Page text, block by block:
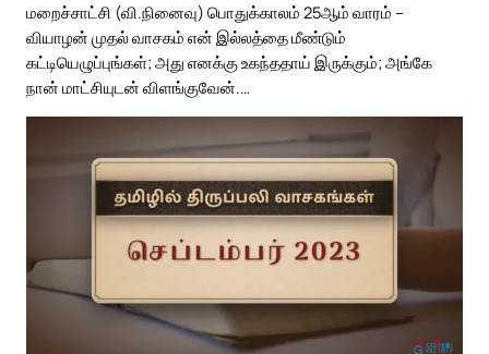
மறைச்சாட்சி (வி.நினைவு) பொதுக்காலம் 25ஆம் வாரம் –
வியாழன் முதல் வாசகம் என் இல்லத்தை மீண்டும்
கட்டியெழுப்புங்கள்; அது எனக்கு உகந்ததாய் இருக்கும்; அங்கே
நான் மாட்சியுடன் விளங்குவேன்.…